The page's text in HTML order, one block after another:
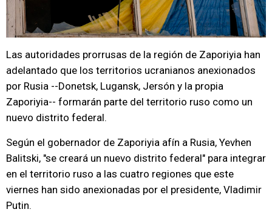
Las autoridades prorrusas de la región de Zaporiyia han
adelantado que los territorios ucranianos anexionados
por Rusia --Donetsk, Lugansk, Jersón y la propia
Zaporiyia-- formarán parte del territorio ruso como un
nuevo distrito federal.
Según el gobernador de Zaporiyia afín a Rusia, Yevhen
Balitski, "se creará un nuevo distrito federal" para integrar
en el territorio ruso a las cuatro regiones que este
viernes han sido anexionadas por el presidente, Vladimir
Putin.